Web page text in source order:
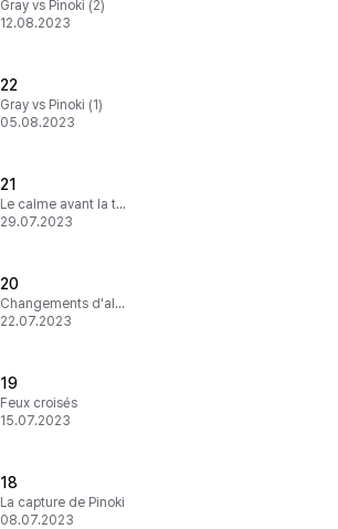
Gray vs Pinoki (2)
12.08.2023
22
Gray vs Pinoki (1)
05.08.2023
21
Le calme avant la tempête
29.07.2023
20
Changements d'alliances
22.07.2023
19
Feux croisés
15.07.2023
18
La capture de Pinoki
08.07.2023